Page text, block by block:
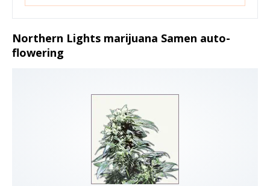
Northern Lights marijuana Samen auto-
flowering